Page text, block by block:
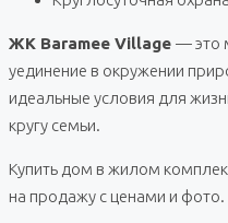
ЖК Baramee Village — это
уединение в окружении
идеальные условия для
кругу семьи.
Купить дом в жилом
на продажу с ценами и